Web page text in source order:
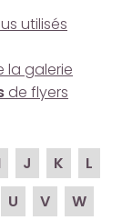
utilisés
la galerie
de flyers
J K
L
U V
W